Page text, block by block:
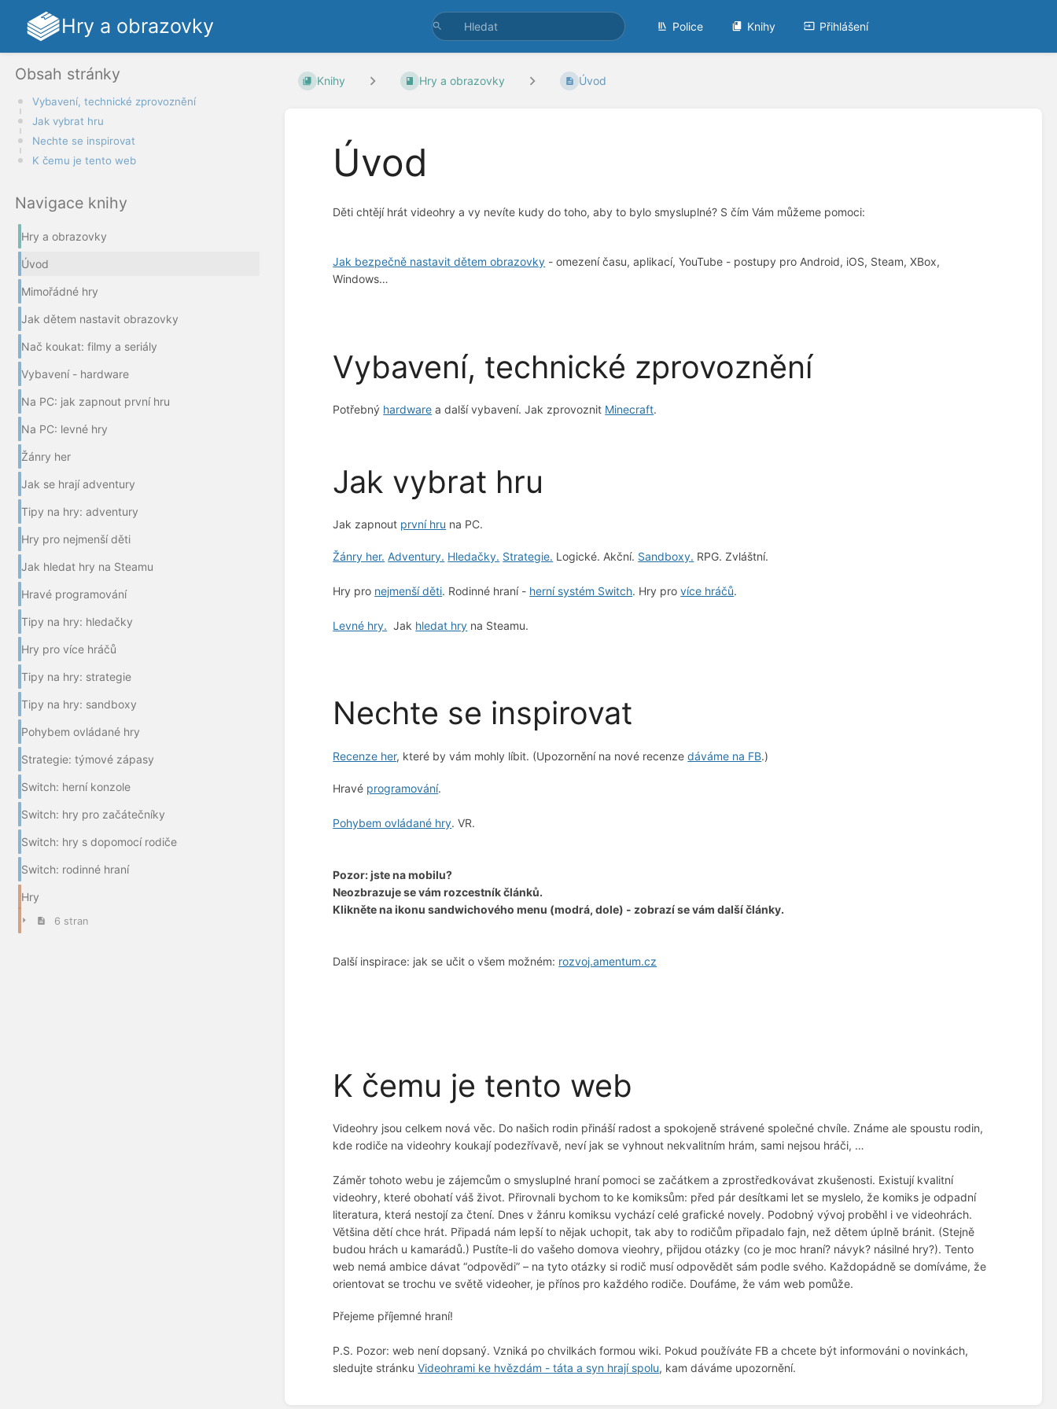
Hry a obrazovky Police Knihy Přihlášení
Obsah stránky
Vybavení, technické zprovoznění
Jak vybrat hru
Nechte se inspirovat
K čemu je tento web
Navigace knihy
Hry a obrazovky
Úvod
Mimořádné hry
Jak dětem nastavit obrazovky
Nač koukat: filmy a seriály
Vybavení - hardware
Na PC: jak zapnout první hru
Na PC: levné hry
Žánry her
Jak se hrají adventury
Tipy na hry: adventury
Hry pro nejmenší děti
Jak hledat hry na Steamu
Hravé programování
Tipy na hry: hledačky
Hry pro více hráčů
Tipy na hry: strategie
Tipy na hry: sandboxy
Pohybem ovládané hry
Strategie: týmové zápasy
Switch: herní konzole
Switch: hry pro začátečníky
Switch: hry s dopomocí rodiče
Switch: rodinné hraní
Hry
6 stran
Knihy Hry a obrazovky Úvod
Úvod
Děti chtějí hrát videohry a vy nevíte kudy do toho, aby to bylo smysluplné? S čím Vám můžeme pomoci:
Jak bezpečně nastavit dětem obrazovky - omezení času, aplikací, YouTube - postupy pro Android, iOS, Steam, XBox,
Windows…
Vybavení, technické zprovoznění
Potřebný hardware a další vybavení. Jak zprovoznit Minecraft.
Jak vybrat hru
Jak zapnout první hru na PC.
Žánry her. Adventury. Hledačky. Strategie. Logické. Akční. Sandboxy. RPG. Zvláštní.
Hry pro nejmenší děti. Rodinné hraní - herní systém Switch. Hry províce hráčů.
Levné hry. Jak hledat hry na Steamu.
Nechte se inspirovat
Recenze her, které by vám mohly líbit. (Upozornění na nové recenzedáváme na FB.)
Hravé programování.
Pohybem ovládané hry. VR.
Pozor: jste na mobilu?
Neozbrazuje se vám rozcestník článků.
Klikněte na ikonu sandwichového menu (modrá, dole) - zobrazí se vám další články.
Další inspirace: jak se učit o všem možném: rozvoj.amentum.cz
K čemu je tento web
Videohry jsou celkem nová věc. Do našich rodin přináší radost a spokojeně strávené společné chvíle. Známe ale spoustu rodin,
kde rodiče na videohry koukají podezřívavě, neví jak se vyhnout nekvalitním hrám, sami nejsou hráči, …
Záměr tohoto webu je zájemcům o smysluplné hraní pomoci se začátkem a zprostředkovávat zkušenosti. Existují kvalitní
videohry, které obohatí váš život. Přirovnali bychom to ke komiksům: před pár desítkami let se myslelo, že komiks je odpadní
literatura, která nestojí za čtení. Dnes v žánru komiksu vychází celé grafické novely. Podobný vývoj proběhl i ve videohrách.
Většina dětí chce hrát. Připadá nám lepší to nějak uchopit, tak aby to rodičům připadalo fajn, než dětem úplně bránit. (Stejně
budou hrách u kamarádů.) Pustíte-li do vašeho domova vieohry, přijdou otázky (co je moc hraní? návyk? násilné hry?). Tento
web nemá ambice dávat “odpovědi” – na tyto otázky si rodič musí odpovědět sám podle svého. Každopádně se domíváme, že
orientovat se trochu ve světě videoher, je přínos pro každého rodiče. Doufáme, že vám web pomůže.
Přejeme příjemné hraní!
P.S. Pozor: web není dopsaný. Vzniká po chvilkách formou wiki. Pokud používáte FB a chcete být informováni o novinkách,
sledujte stránkuVideohrami ke hvězdám - táta a syn hrají spolu, kam dáváme upozornění.